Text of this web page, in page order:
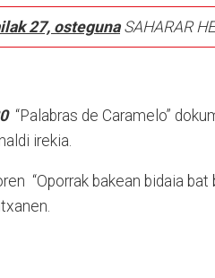
27, osteguna SAHARAR
“Palabras de Caramelo”
irekia.
“Oporrak bakean bidaia